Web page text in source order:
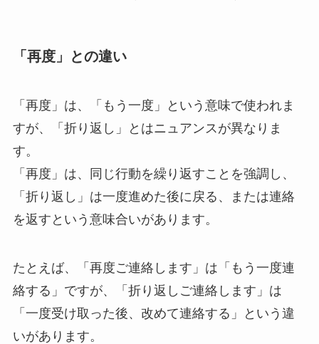
「再度」との違い
「再度」は、「もう一度」という意味で使われま
すが、「折り返し」とはニュアンスが異なりま
す。
「再度」は、同じ行動を繰り返すことを強調し、
「折り返し」は一度進めた後に戻る、または連絡
を返すという意味合いがあります。
たとえば、「再度ご連絡します」は「もう一度連
絡する」ですが、「折り返しご連絡します」は
「一度受け取った後、改めて連絡する」という違
いがあります。